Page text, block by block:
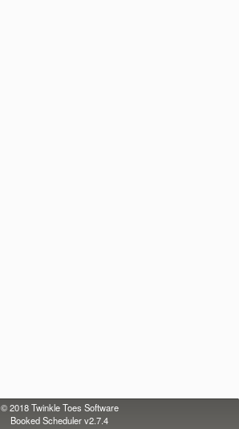
© 2018Twinkle Toes Software
Booked Scheduler v2.7.4